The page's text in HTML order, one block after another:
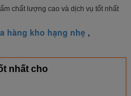
chất lượng cao và dịch vụ tốt nhất
hàng kho hạng nhẹ ,
nhất cho